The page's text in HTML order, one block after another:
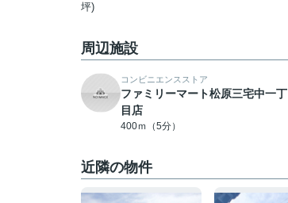
坪)
周辺施設
コンビニエンスストア
ファミリーマート松原三宅中一丁
目店
400ｍ（5分）
近隣の物件